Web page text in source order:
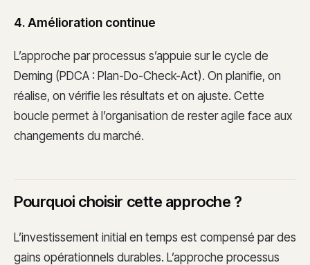
4. Amélioration continue
L’approche par processus s’appuie sur le cycle de
Deming (PDCA : Plan-Do-Check-Act). On planifie, on
réalise, on vérifie les résultats et on ajuste. Cette
boucle permet à l’organisation de rester agile face aux
changements du marché.
Pourquoi choisir cette approche ?
L’investissement initial en temps est compensé par des
gains opérationnels durables. L’approche processus